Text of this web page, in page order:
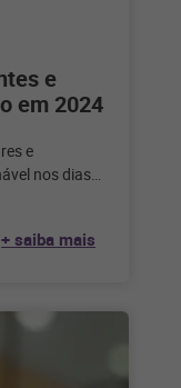
e
em 2024
e
nos dias
+ saiba mais